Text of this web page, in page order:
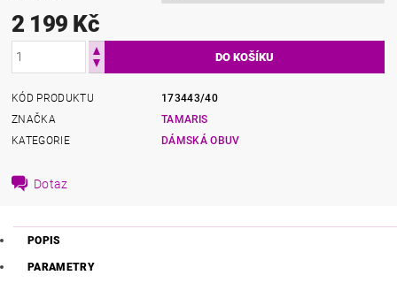
2 199 Kč
KÓD PRODUKTU
173443/40
ZNAČKA
TAMARIS
KATEGORIE
DÁMSKÁ OBUV
Dotaz
POPIS
PARAMETRY